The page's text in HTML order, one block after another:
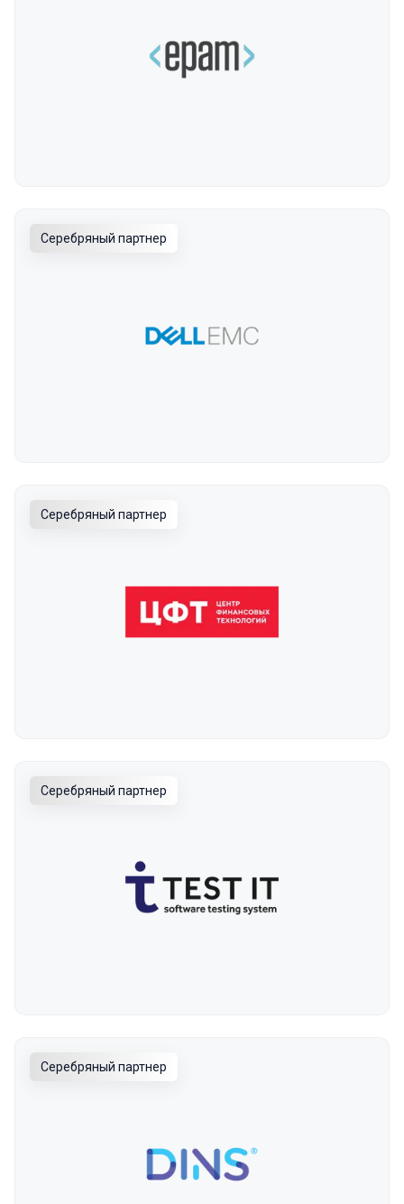
Серебряный партнер
Серебряный партнер
Серебряный партнер
Серебряный партнер